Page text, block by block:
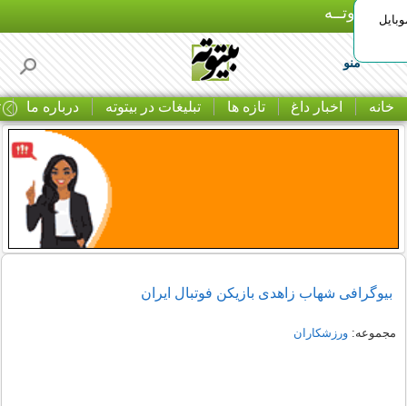
بـیتوتــه
منو
خانه اخبار داغ تازه ها تبلیغات در بیتوته درباره ما
بیوگرافی شهاب زاهدی بازیکن فوتبال ایران
مجموعه:ورزشکاران